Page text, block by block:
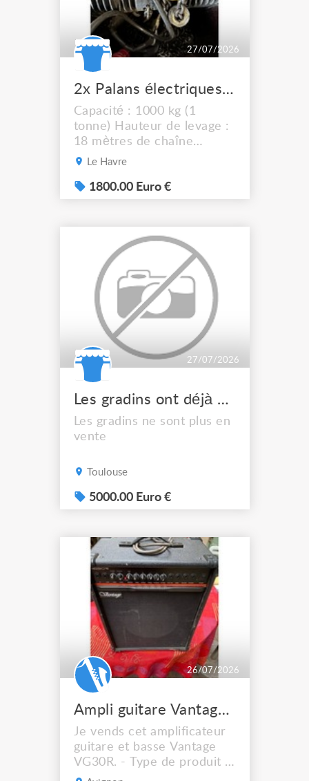
27/07/2026
2x Palans électriques Verlinde SM10 1T 18 m chaîne Flight case
Capacité : 1000 kg (1
tonne) Hauteur de levage :
18 mètres de chaîne
Vitesse : 4 m/min
(prise P17) Année : 1999
Livrés en flight-cases
Le Havre
1800.00 Euro €
27/07/2026
Les gradins ont déjà été vendus
Les gradins ne sont plus en
vente
Toulouse
5000.00 Euro €
26/07/2026
Ampli guitare Vantage VG30R
Je vends cet amplificateur
guitare et basse Vantage
VG30R. - Type de produit :
Ampli guitare et basse -